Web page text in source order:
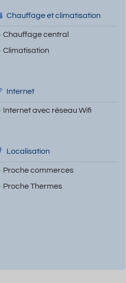
Chauffage et climatisation
Chauffage central
Climatisation
Internet
Internet avec réseau Wifi
Localisation
Proche commerces
Proche Thermes